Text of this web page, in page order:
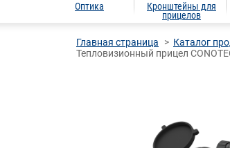
Оптика
Кронштейны для
прицелов
Главная страница Каталог
Тепловизионный прицел